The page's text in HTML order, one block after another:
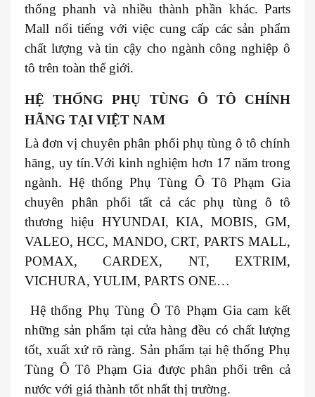
thống phanh và nhiều thành phần khác. Parts
Mall nổi tiếng với việc cung cấp các sản phẩm
chất lượng và tin cậy cho ngành công nghiệp ô
tô trên toàn thế giới.
HỆ THỐNG PHỤ TÙNG Ô TÔ CHÍNH
HÃNG TẠI VIỆT NAM
Là đơn vị chuyên phân phối phụ tùng ô tô chính
hãng, uy tín.Với kinh nghiệm hơn 17 năm trong
ngành. Hệ thống Phụ Tùng Ô Tô Phạm Gia
chuyên phân phối tất cả các phụ tùng ô tô
thương hiệu HYUNDAI, KIA, MOBIS, GM,
VALEO, HCC, MANDO, CRT, PARTS MALL,
POMAX, CARDEX, NT, EXTRIM,
VICHURA, YULIM, PARTS ONE…
Hệ thống Phụ Tùng Ô Tô Phạm Gia cam kết
những sản phẩm tại cửa hàng đều có chất lượng
tốt, xuất xứ rõ ràng. Sản phẩm tại hệ thống Phụ
Tùng Ô Tô Phạm Gia được phân phối trên cả
nước với giá thành tốt nhất thị trường.